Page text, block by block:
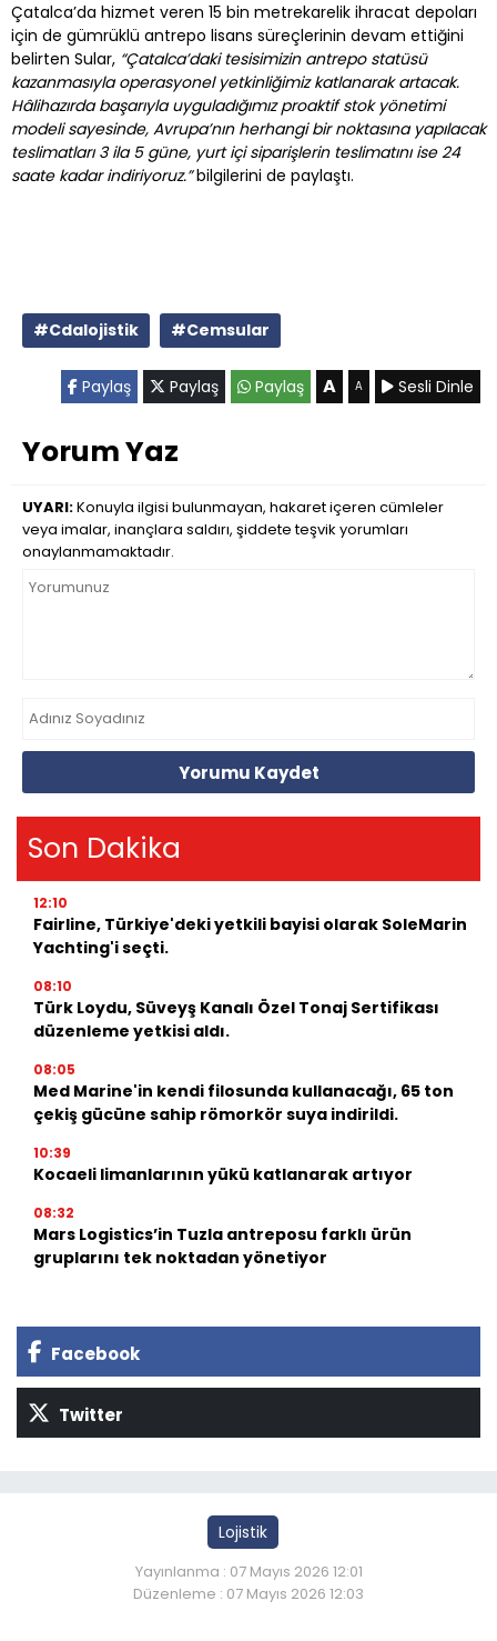
Çatalca’da hizmet veren 15 bin metrekarelik ihracat depoları
için de gümrüklü antrepo lisans süreçlerinin devam ettiğini
belirten Sular, “Çatalca’daki tesisimizin antrepo statüsü
kazanmasıyla operasyonel yetkinliğimiz katlanarak artacak.
Hâlihazırda başarıyla uyguladığımız proaktif stok yönetimi
modeli sayesinde, Avrupa’nın herhangi bir noktasına yapılacak
teslimatları 3 ila 5 güne, yurt içi siparişlerin teslimatını ise 24
saate kadar indiriyoruz.”bilgilerini de paylaştı.
#Cdalojistik #Cemsular
Paylaş Paylaş Paylaş A A Sesli Dinle
Yorum Yaz
UYARI:Konuyla ilgisi bulunmayan, hakaret içeren cümleler
veya imalar, inançlara saldırı, şiddete teşvik yorumları
onaylanmamaktadır.
Yorumu Kaydet
Son Dakika
12:10
Fairline, Türkiye'deki yetkili bayisi olarak SoleMarin
Yachting'i seçti.
08:10
Türk Loydu, Süveyş Kanalı Özel Tonaj Sertifikası
düzenleme yetkisi aldı.
08:05
Med Marine'in kendi filosunda kullanacağı, 65 ton
çekiş gücüne sahip römorkör suya indirildi.
10:39
Kocaeli limanlarının yükü katlanarak artıyor
08:32
Mars Logistics’in Tuzla antreposu farklı ürün
gruplarını tek noktadan yönetiyor
Facebook
Twitter
Lojistik
Yayınlanma : 07 Mayıs 2026 12:01
Düzenleme : 07 Mayıs 2026 12:03